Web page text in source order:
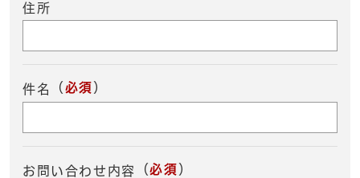
住所
件名 （ 必須 ）
お問い合わせ内容 （必須 ）